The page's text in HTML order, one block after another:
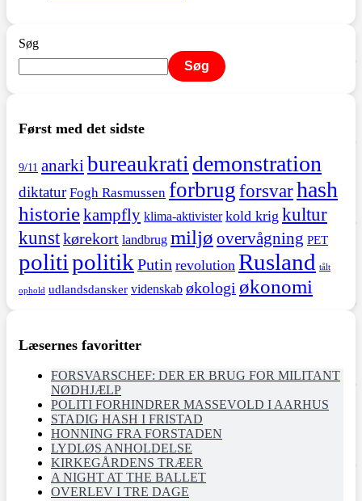
Søg
Søg
Først med det sidste
9/11 anarkibureaukrati demonstration
diktatur Fogh Rasmussen forbrugforsvarhash
historiekampfly klima-aktivister kold krig kultur
kunstkørekort landbrug miljø overvågning PET
politipolitikPutin revolution Rusland tålt
ophold udlandsdansker videnskab økologi økonomi
Læsernes favoritter
FORSVARSCHEF: DER ER BRUG FOR MILITANT
NØDHJÆLP
POLITI FORHINDRER MASSEVOLD I AARHUS
STADIG HASH I FRISTAD
HONNING FRA FORSTADEN
LYDLØS ANHOLDELSE
KIRKEGÅRDENS TRÆER
A NIGHT AT THE BALLET
OVERLEV I TRE DAGE